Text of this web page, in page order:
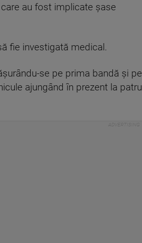
au fost implicate şase
fie investigată medical.
se pe prima bandă şi pe
ajungând în prezent la patru